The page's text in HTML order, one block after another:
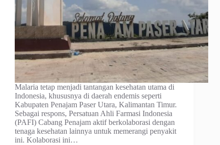
​Malaria tetap menjadi tantangan kesehatan utama di
Indonesia, khususnya di daerah endemis seperti
Kabupaten Penajam Paser Utara, Kalimantan Timur.
Sebagai respons, Persatuan Ahli Farmasi Indonesia
(PAFI) Cabang Penajam aktif berkolaborasi dengan
tenaga kesehatan lainnya untuk memerangi penyakit
ini. Kolaborasi ini…